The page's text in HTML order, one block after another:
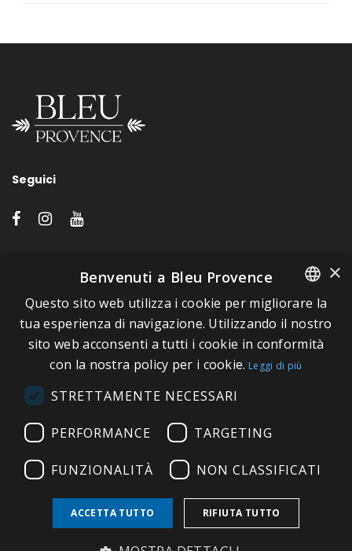
Seguici
A proposito di Bleu Provence
Informazioni legali
Condizioni di vendita
Contatti
FRENCH
ITALIAN
GERMAN
×
Benvenuti a Bleu Provence
Questo sito web utilizza i cookie per migliorare la
tua esperienza di navigazione. Utilizzando il nostro
sito web acconsenti a tutti i cookie in conformità
con la nostra policy per i cookie. Leggi di più
STRETTAMENTE NECESSARI
PERFORMANCE TARGETING
FUNZIONALITÀ NON CLASSIFICATI
ACCETTA TUTTO RIFIUTA TUTTO